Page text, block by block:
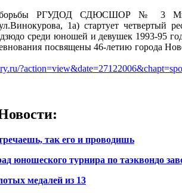
борьбы РГУДОД СДЮСШОР № 3
1а) стартует четвертый
среди юношей и девушек 1993-95
посвящены 46-летию города
так его и проводишь
юношеского турнира по таэквондо
медалей из 13